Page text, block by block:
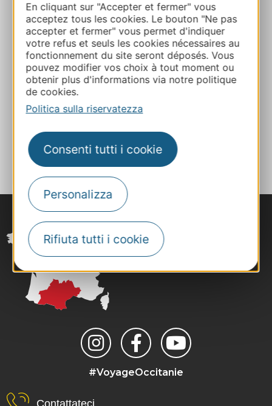
En cliquant sur "Accepter et fermer" vous
acceptez tous les cookies. Le bouton "Ne pas
accepter et fermer" vous permet d'indiquer
votre refus et seuls les cookies nécessaires au
fonctionnement du site seront déposés. Vous
pouvez modifier vos choix à tout moment ou
obtenir plus d'informations via notre politique
de cookies.
Politica sulla riservatezza
Consenti tutti i cookie
Personalizza
Rifiuta tutti i cookie
E-mail
Sito web
Facebook
AL TACCUINO
#VoyageOccitanie